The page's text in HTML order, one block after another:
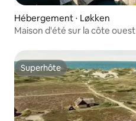
Hébergement ⋅ Løkken
Maison d'été sur la côte ouest
Superhôte
Superhôte